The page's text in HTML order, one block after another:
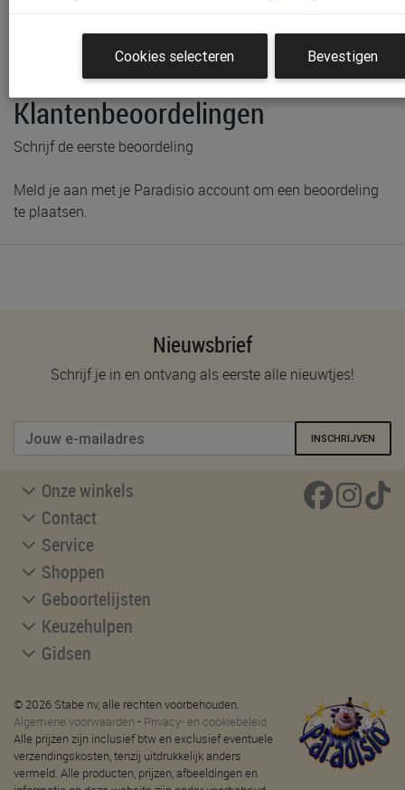
Voorraad bij Paradisio
Klantenbeoordelingen
Schrijf de eerste beoordeling
Meld je aan met je Paradisio account om een beoordeling
te plaatsen.
Nieuwsbrief
Schrijf je in en ontvang als eerste alle nieuwtjes!
INSCHRIJVEN
Onze winkels
Contact
Service
Shoppen
Geboortelijsten
Keuzehulpen
Gidsen
© 2026 Stabe nv, alle rechten voorbehouden.
Algemene voorwaarden - Privacy- en cookiebeleid
Alle prijzen zijn inclusief btw en exclusief eventuele
verzendingskosten, tenzij uitdrukkelijk anders
vermeld. Alle producten, prijzen, afbeeldingen en
Cookies selecteren Bevestigen